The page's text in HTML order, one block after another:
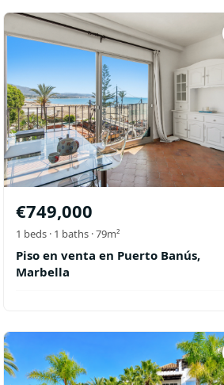
€749,000
1 beds · 1 baths · 79m²
Piso en venta en Puerto Banús,
Marbella